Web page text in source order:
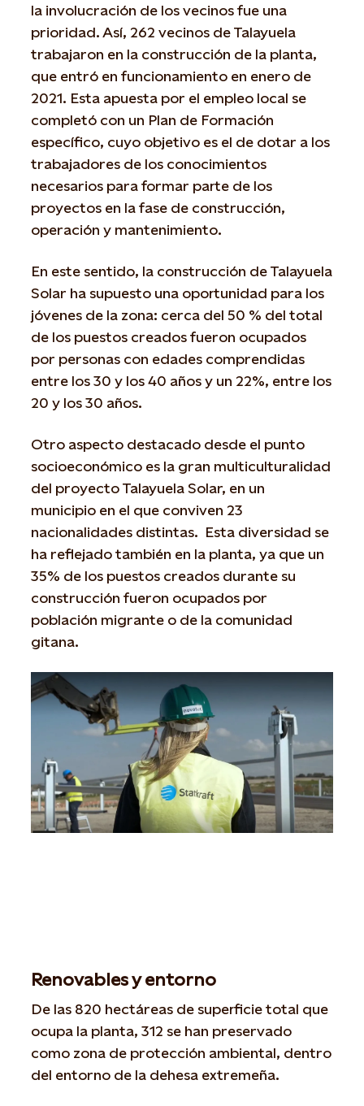
la involucración de los vecinos fue una
prioridad. Así, 262 vecinos de Talayuela
trabajaron en la construcción de la planta,
que entró en funcionamiento en enero de
2021. Esta apuesta por el empleo local se
completó con un Plan de Formación
específico, cuyo objetivo es el de dotar a los
trabajadores de los conocimientos
necesarios para formar parte de los
proyectos en la fase de construcción,
operación y mantenimiento.
En este sentido, la construcción de Talayuela
Solar ha supuesto una oportunidad para los
jóvenes de la zona: cerca del 50 % del total
de los puestos creados fueron ocupados
por personas con edades comprendidas
entre los 30 y los 40 años y un 22%, entre los
20 y los 30 años.
Otro aspecto destacado desde el punto
socioeconómico es la gran multiculturalidad
del proyecto Talayuela Solar, en un
municipio en el que conviven 23
nacionalidades distintas. Esta diversidad se
ha reflejado también en la planta, ya que un
35% de los puestos creados durante su
construcción fueron ocupados por
población migrante o de la comunidad
gitana.
Renovables y entorno
De las 820 hectáreas de superficie total que
ocupa la planta, 312 se han preservado
como zona de protección ambiental, dentro
del entorno de la dehesa extremeña.